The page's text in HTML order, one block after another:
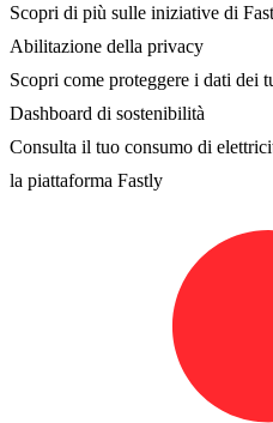
Scopri di più sulle iniziative di
Abilitazione della privacy
Scopri come proteggere i dati dei
Dashboard di sostenibilità
Consulta il tuo consumo di
la piattaforma Fastly